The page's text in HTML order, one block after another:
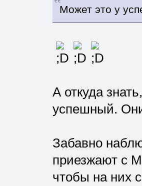
Может это у
А откуда
успешный.
Забавно
приезжают с
чтобы на них